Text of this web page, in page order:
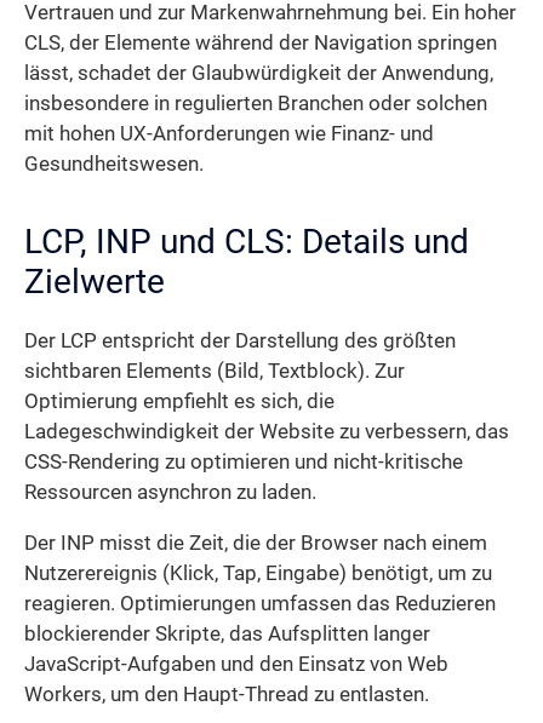
Vertrauen und zur Markenwahrnehmung bei. Ein hoher
CLS, der Elemente während der Navigation springen
lässt, schadet der Glaubwürdigkeit der Anwendung,
insbesondere in regulierten Branchen oder solchen
mit hohen UX-Anforderungen wie Finanz- und
Gesundheitswesen.
LCP, INP und CLS: Details und
Zielwerte
Der LCP entspricht der Darstellung des größten
sichtbaren Elements (Bild, Textblock). Zur
Optimierung empfiehlt es sich, die
Ladegeschwindigkeit der Website zu verbessern, das
CSS-Rendering zu optimieren und nicht-kritische
Ressourcen asynchron zu laden.
Der INP misst die Zeit, die der Browser nach einem
Nutzerereignis (Klick, Tap, Eingabe) benötigt, um zu
reagieren. Optimierungen umfassen das Reduzieren
blockierender Skripte, das Aufsplitten langer
JavaScript-Aufgaben und den Einsatz von Web
Workers, um den Haupt-Thread zu entlasten.